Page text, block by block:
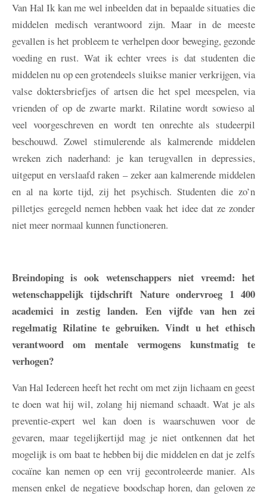
Van Hal Ik kan me wel inbeelden dat in bepaalde situaties die
middelen medisch verantwoord zijn. Maar in de meeste
gevallen is het probleem te verhelpen door beweging, gezonde
voeding en rust. Wat ik echter vrees is dat studenten die
middelen nu op een grotendeels sluikse manier verkrijgen, via
valse doktersbriefjes of artsen die het spel meespelen, via
vrienden of op de zwarte markt. Rilatine wordt sowieso al
veel voorgeschreven en wordt ten onrechte als studeerpil
beschouwd. Zowel stimulerende als kalmerende middelen
wreken zich naderhand: je kan terugvallen in depressies,
uitgeput en verslaafd raken – zeker aan kalmerende middelen
en al na korte tijd, zij het psychisch. Studenten die zo’n
pilletjes geregeld nemen hebben vaak het idee dat ze zonder
niet meer normaal kunnen functioneren.
Breindoping is ook wetenschappers niet vreemd: het
wetenschappelijk tijdschrift Nature ondervroeg 1 400
academici in zestig landen. Een vijfde van hen zei
regelmatig Rilatine te gebruiken. Vindt u het ethisch
verantwoord om mentale vermogens kunstmatig te
verhogen?
Van Hal Iedereen heeft het recht om met zijn lichaam en geest
te doen wat hij wil, zolang hij niemand schaadt. Wat je als
preventie-expert wel kan doen is waarschuwen voor de
gevaren, maar tegelijkertijd mag je niet ontkennen dat het
mogelijk is om baat te hebben bij die middelen en dat je zelfs
cocaïne kan nemen op een vrij gecontroleerde manier. Als
mensen enkel de negatieve boodschap horen, dan geloven ze